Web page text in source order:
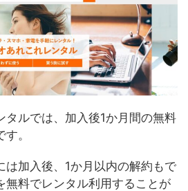
タルでは、加入後1か月間の無料
。
は加入後、1か月以内の解約もで
無料でレンタル利用することが